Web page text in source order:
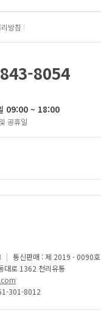
방침
8054
09:00 ~ 18:00
공휴일
| 통신판매 : 제 2019 - 0090호
대로 1362 천리유통
301-8012